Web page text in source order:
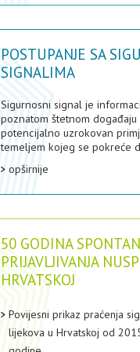
POSTUPANJE SA
SIGNALIMA
Sigurnosni signal je
poznatom štetnom događaju
potencijalno uzrokovan
temeljem kojeg se pokreće
opširnije
50 GODINA
PRIJAVLJIVANJA
HRVATSKOJ
Povijesni prikaz praćenja
lijekova u Hrvatskoj od